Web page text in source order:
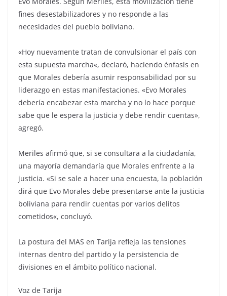
fines desestabilizadores y no responde a las
necesidades del pueblo boliviano.
«Hoy nuevamente tratan de convulsionar el país con
esta supuesta marcha«, declaró, haciendo énfasis en
que Morales debería asumir responsabilidad por su
liderazgo en estas manifestaciones. «Evo Morales
debería encabezar esta marcha y no lo hace porque
sabe que le espera la justicia y debe rendir cuentas»,
agregó.
Meriles afirmó que, si se consultara a la ciudadanía,
una mayoría demandaría que Morales enfrente a la
justicia. «Si se sale a hacer una encuesta, la población
dirá que Evo Morales debe presentarse ante la justicia
boliviana para rendir cuentas por varios delitos
cometidos«, concluyó.
La postura del MAS en Tarija refleja las tensiones
internas dentro del partido y la persistencia de
divisiones en el ámbito político nacional.
Voz de Tarija